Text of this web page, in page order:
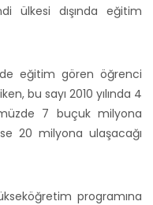
ülkesi dışında eğitim
eğitim gören öğrenci
bu sayı 2010 yılında 4
7 buçuk milyona
20 milyona ulaşacağı
programına